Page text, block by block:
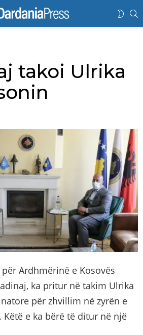
takoi Ulrika
Ardhmërinë e Kosovës
ka pritur në takim Ulrika
për zhvillim në zyrën e
Këtë e ka bërë të ditur në një